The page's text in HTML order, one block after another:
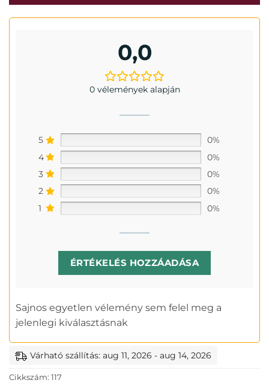
0,0
0 vélemények alapján
5
0%
4
0%
3
0%
2
0%
1
0%
ÉRTÉKELÉS HOZZÁADÁSA
Sajnos egyetlen vélemény sem felel meg a
jelenlegi kiválasztásnak
Várható szállítás: aug 11, 2026 - aug 14, 2026
Cikkszám: 117